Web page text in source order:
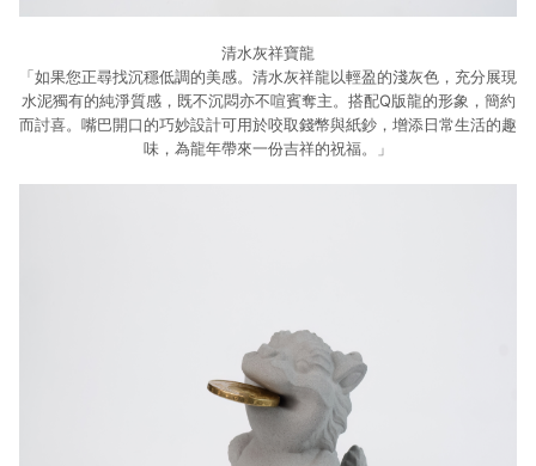
清水灰祥寶龍
「如果您正尋找沉穩低調的美感。清水灰祥龍以輕盈的淺灰色，充分展現
水泥獨有的純淨質感，既不沉悶亦不喧賓奪主。搭配Q版龍的形象，簡約
而討喜。嘴巴開口的巧妙設計可用於咬取錢幣與紙鈔，增添日常生活的趣
味，為龍年帶來一份吉祥的祝福。」